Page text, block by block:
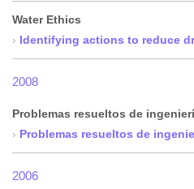
Water Ethics
Identifying actions to reduce
2008
Problemas resueltos de
Problemas resueltos de
2006